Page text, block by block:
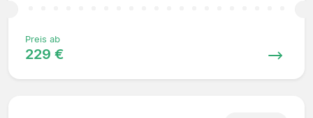
Preis ab
229 €